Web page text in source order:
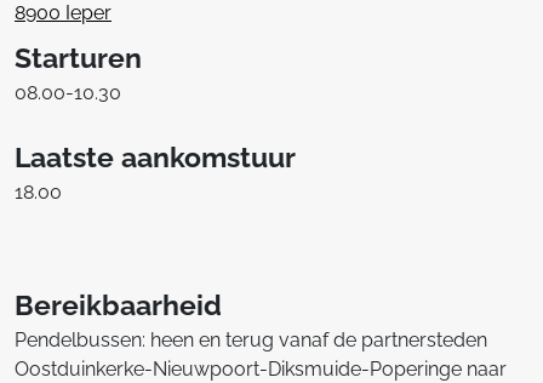
8900 Ieper
Starturen
08.00-10.30
Laatste aankomstuur
18.00
Bereikbaarheid
Pendelbussen: heen en terug vanaf de partnersteden
Oostduinkerke-Nieuwpoort-Diksmuide-Poperinge naar